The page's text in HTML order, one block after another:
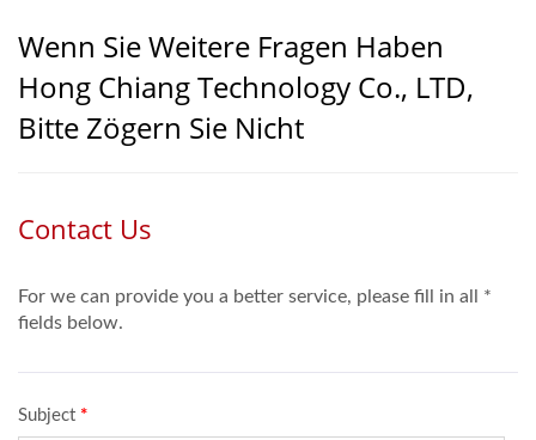
Wenn Sie Weitere Fragen Haben
Hong Chiang Technology Co., LTD,
Bitte Zögern Sie Nicht